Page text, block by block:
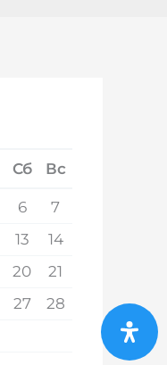
Сб Вс
6
7
13
14
20
21
27
28